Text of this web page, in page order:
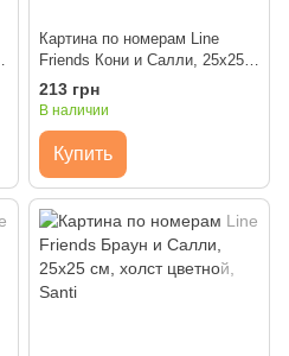
Картина по номерам Line
Friends Кони и Салли, 25х25
см, полотно цветное, Santi
213 грн
В наличии
Купить